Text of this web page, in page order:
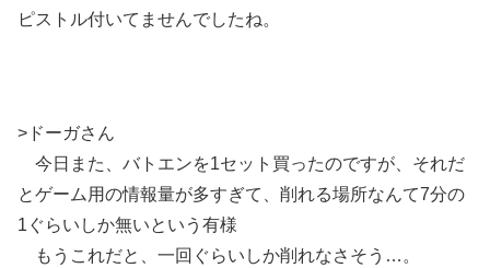
ピストル付いてませんでしたね。
>ドーガさん
今日また、バトエンを1セット買ったのですが、それだ
とゲーム用の情報量が多すぎて、削れる場所なんて7分の
1ぐらいしか無いという有様
もうこれだと、一回ぐらいしか削れなさそう…。